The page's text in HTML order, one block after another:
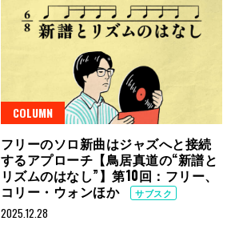
COLUMN
フリーのソロ新曲はジャズへと接続
するアプローチ【鳥居真道の“新譜と
リズムのはなし”】第10回：フリー、
コリー・ウォンほか
サブスク
2025.12.28